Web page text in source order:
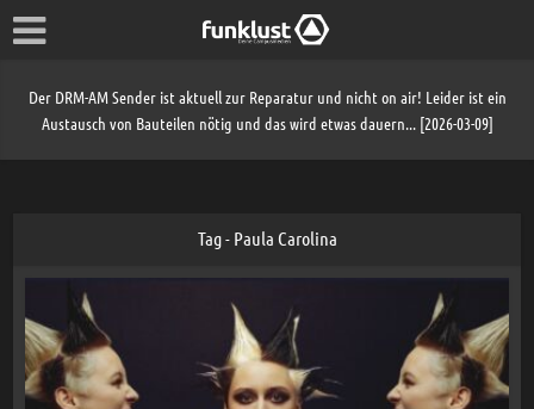
Der DRM-AM Sender ist aktuell zur Reparatur und nicht on air! Leider ist ein
Austausch von Bauteilen nötig und das wird etwas dauern... [2026-03-09]
Tag - Paula Carolina